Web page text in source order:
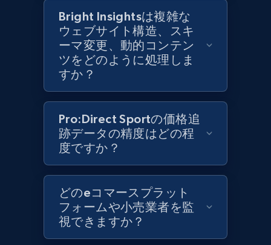
Currency, Colour code, Colour, Description, and
208+ 今すぐ始める
URL, Product id, Title, Images, Final price,
Currency, Discount, Initial price, and more.
1.1K+ 149+ 今すぐ始める
Best Buy products - Collect data on
Bright Insightsは複雑な
ウェブサイト構造、スキ
ーマ変更、動的コンテン
ツをどのように処理しま
すか？
Pro:Direct Sportの価格追
跡データの精度はどの程
度ですか？
どのeコマースプラット
フォームや小売業者を監
視できますか？